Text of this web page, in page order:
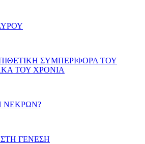
ΣΥΜΠΕΡΙΦΟΡΑ ΤΟΥ
ΤΟΥ ΧΡΟΝΙΑ
ΝΕΚΡΩΝ?
ΓΕΝΕΣΗ